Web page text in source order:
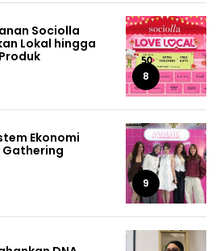
Sociolla
Lokal hingga
8
Ekonomi
9